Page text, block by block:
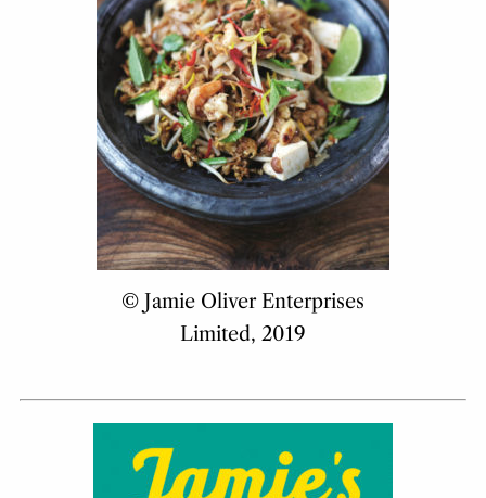
© Jamie Oliver Enterprises
Limited, 2019